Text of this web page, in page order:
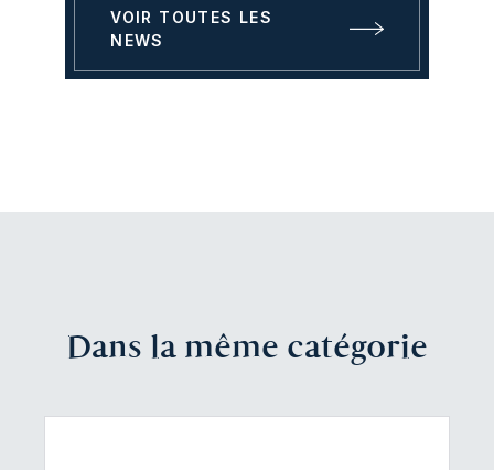
VOIR TOUTES LES
NEWS
Dans la même catégorie